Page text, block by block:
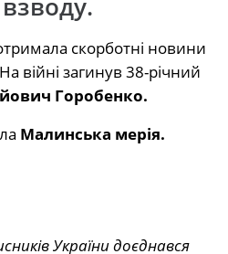
скорботні новини
війні загинув 38-річний
Горобенко.
Малинська мерія.
України доєднався